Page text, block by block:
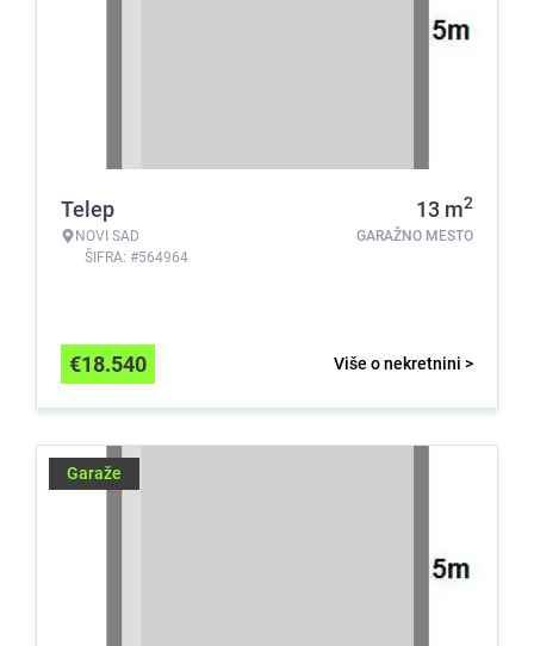
Telep
NOVI SAD
ŠIFRA: #564964
13 m2
GARAŽNO MESTO
Više o nekretnini >
€18.540
Garaže